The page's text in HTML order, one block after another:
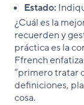
Estado:
¿Cuál es la
recuerden y
práctica es la
Ffrench
“primero tratar
definiciones,
cosa.